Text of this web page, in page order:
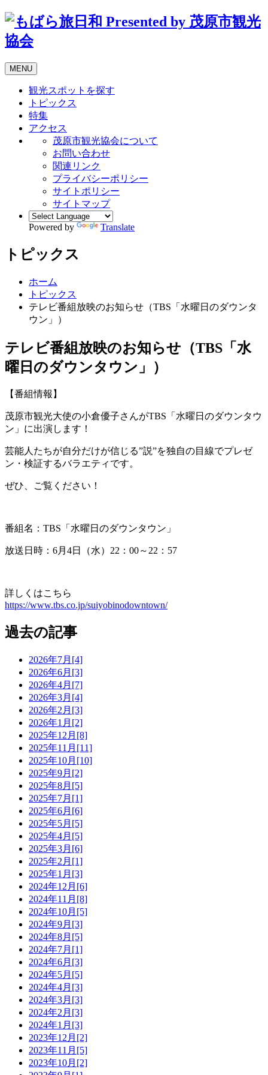
MENU
観光スポットを探す
トピックス
特集
アクセス
茂原市観光協会について
お問い合わせ
関連リンク
プライバシーポリシー
サイトポリシー
サイトマップ
Powered by Translate
トピックス
ホーム
トピックス
テレビ番組放映のお知らせ（TBS「水曜日のダウンタ
ウン」）
テレビ番組放映のお知らせ（TBS「水
曜日のダウンタウン」）
【番組情報】
茂原市観光大使の小倉優子さんがTBS「水曜日のダウンタウ
ン」に出演します！
芸能人たちが自分だけが信じる”説”を独自の目線でプレゼ
ン・検証するバラエティです。
ぜひ、ご覧ください！
番組名：TBS「水曜日のダウンタウン」
放送日時：6月4日（水）22：00～22：57
詳しくはこちら
https://www.tbs.co.jp/suiyobinodowntown/
過去の記事
2026年7月[4]
2026年6月[3]
2026年4月[7]
2026年3月[4]
2026年2月[3]
2026年1月[2]
2025年12月[8]
2025年11月[11]
2025年10月[10]
2025年9月[2]
2025年8月[5]
2025年7月[1]
2025年6月[6]
2025年5月[5]
2025年4月[5]
2025年3月[6]
2025年2月[1]
2025年1月[3]
2024年12月[6]
2024年11月[8]
2024年10月[5]
2024年9月[3]
2024年8月[5]
2024年7月[1]
2024年6月[3]
2024年5月[5]
2024年4月[3]
2024年3月[3]
2024年2月[3]
2024年1月[3]
2023年12月[2]
2023年11月[5]
2023年10月[2]